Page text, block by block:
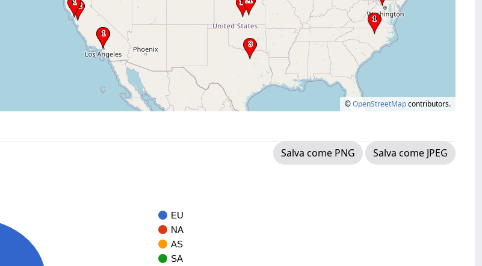
©OpenStreetMapcontributors.
Salva come PNG
Salva come JPEG
EU
NA
AS
SA